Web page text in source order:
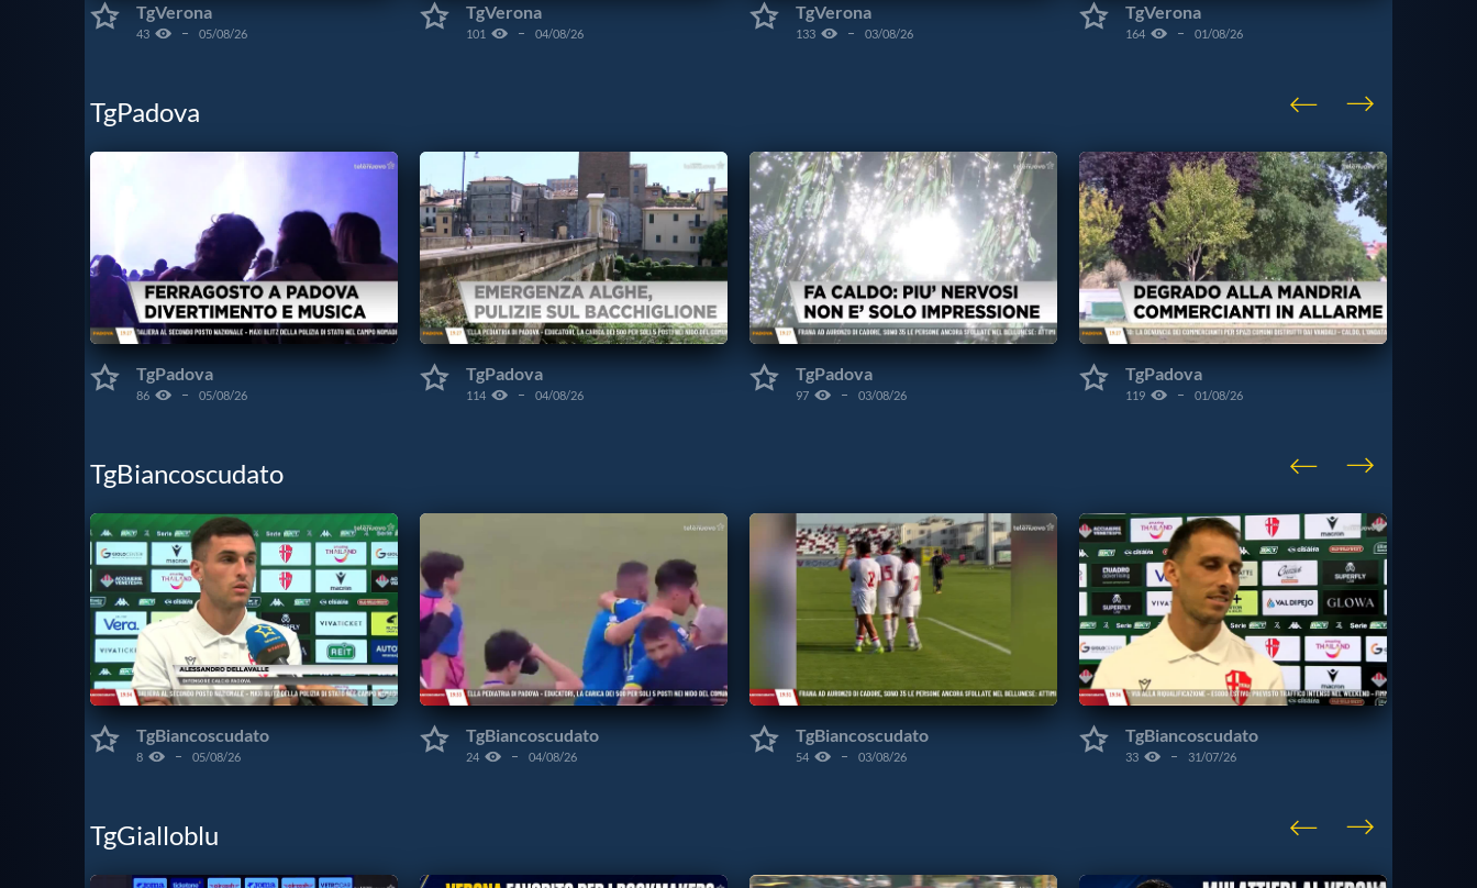
TgVerona
43 05/08/26
TgVerona
101 04/08/26
TgVerona
133 03/08/26
TgVerona
164 01/08/26
TgPadova
TgPadova
86 05/08/26
TgPadova
114 04/08/26
TgPadova
97 03/08/26
TgPadova
119 01/08/26
TgBiancoscudato
TgBiancoscudato
8 05/08/26
TgBiancoscudato
24 04/08/26
TgBiancoscudato
54 03/08/26
TgBiancoscudato
33 31/07/26
TgGialloblu